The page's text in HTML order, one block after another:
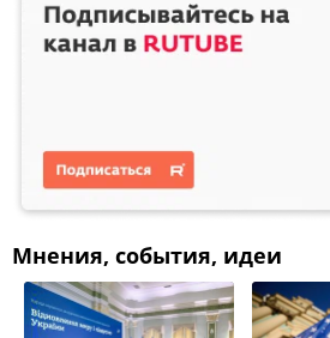
Мнения, события, идеи